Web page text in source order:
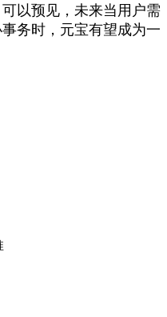
以预见，未来当用户需
务时， 元宝有望成为一